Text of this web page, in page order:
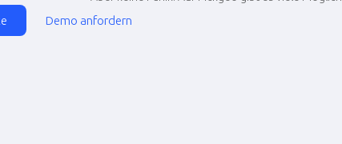
Demo anfordern